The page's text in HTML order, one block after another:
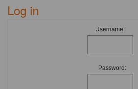
Log in
Username:
Password: